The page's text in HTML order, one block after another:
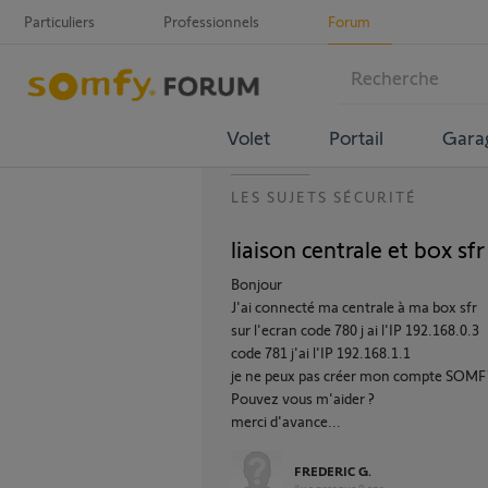
Particuliers Professionnels Forum
Volet Portail
LES SUJETS SÉCURITÉ
liaison centrale et box sfr
Bonjour
J'ai connecté ma centrale à ma box sfr
sur l'ecran code 780 j ai l'IP 192.168.0.3
code 781 j'ai l'IP 192.168.1.1
je ne peux pas créer mon compte
Pouvez vous m'aider ?
merci d'avance...
FREDERIC G.